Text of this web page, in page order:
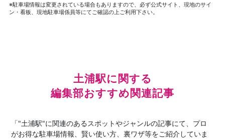
※駐車場情報は変更されている場合もありますので、必ず公式サイト、現地のサイ
ン・看板、現地駐車場係員等にてご確認の上ご利用下さい。
土浦駅に関する
編集部おすすめ関連記事
「"土浦駅"に関連のあるスポットやジャンルの記事にて、プロ
がお得な駐車場情報、賢い使い方、裏ワザ等をご紹介していま